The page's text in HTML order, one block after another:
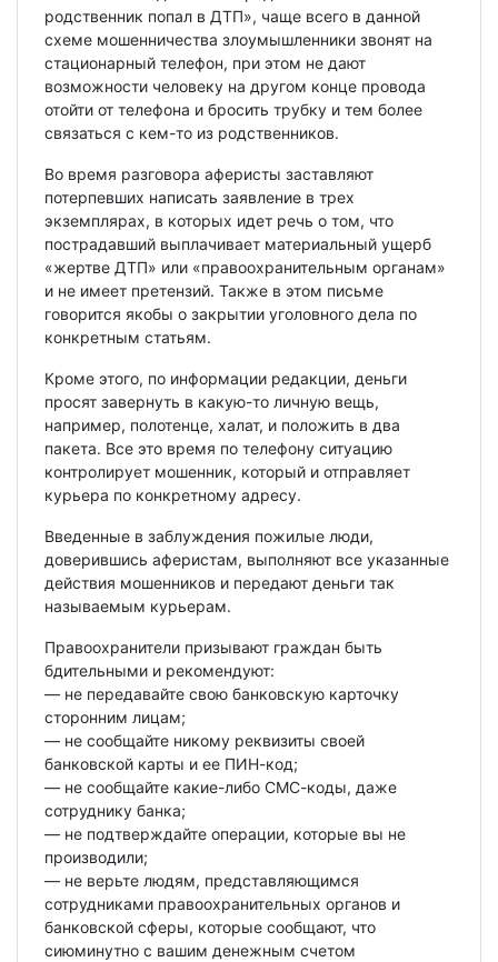
родственник попал в ДТП», чаще всего в данной
схеме мошенничества злоумышленники звонят на
стационарный телефон, при этом не дают
возможности человеку на другом конце провода
отойти от телефона и бросить трубку и тем более
связаться с кем-то из родственников.
Во время разговора аферисты заставляют
потерпевших написать заявление в трех
экземплярах, в которых идет речь о том, что
пострадавший выплачивает материальный ущерб
«жертве ДТП» или «правоохранительным органам»
и не имеет претензий. Также в этом письме
говорится якобы о закрытии уголовного дела по
конкретным статьям.
Кроме этого, по информации редакции, деньги
просят завернуть в какую-то личную вещь,
например, полотенце, халат, и положить в два
пакета. Все это время по телефону ситуацию
контролирует мошенник, который и отправляет
курьера по конкретному адресу.
Введенные в заблуждения пожилые люди,
доверившись аферистам, выполняют все указанные
действия мошенников и передают деньги так
называемым курьерам.
Правоохранители призывают граждан быть
бдительными и рекомендуют:
— не передавайте свою банковскую карточку
сторонним лицам;
— не сообщайте никому реквизиты своей
банковской карты и ее ПИН-код;
— не сообщайте какие-либо СМС-коды, даже
сотруднику банка;
— не подтверждайте операции, которые вы не
производили;
— не верьте людям, представляющимся
сотрудниками правоохранительных органов и
банковской сферы, которые сообщают, что
сиюминутно с вашим денежным счетом